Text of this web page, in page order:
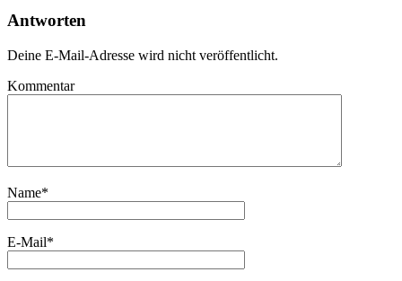
Antworten
Deine E-Mail-Adresse wird nicht veröffentlicht.
Kommentar
Name*
E-Mail*